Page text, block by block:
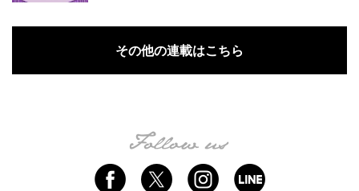
その他の連載はこちら